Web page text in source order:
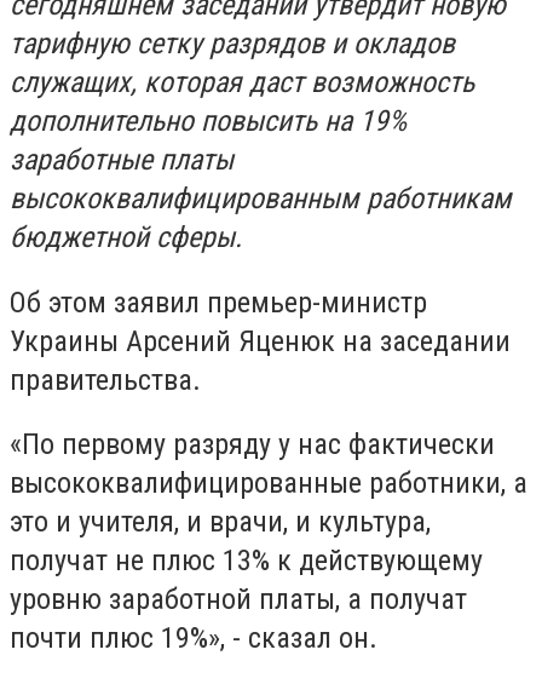
тарифную сетку разрядов и окладов
служащих, которая даст возможность
дополнительно повысить на 19%
заработные платы
высококвалифицированным работникам
бюджетной сферы.
Об этом заявил премьер-министр
Украины Арсений Яценюк на заседании
правительства.
«По первому разряду у нас фактически
высококвалифицированные работники, а
это и учителя, и врачи, и культура,
получат не плюс 13% к действующему
уровню заработной платы, а получат
почти плюс 19%», - сказал он.